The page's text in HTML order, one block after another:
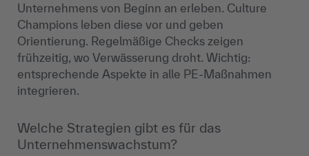
Unternehmens von Beginn an erleben. Culture
Champions leben diese vor und geben
Orientierung. Regelmäßige Checks zeigen
frühzeitig, wo Verwässerung droht. Wichtig:
entsprechende Aspekte in alle PE-Maßnahmen
integrieren.
Welche Strategien gibt es für das
Unternehmenswachstum?